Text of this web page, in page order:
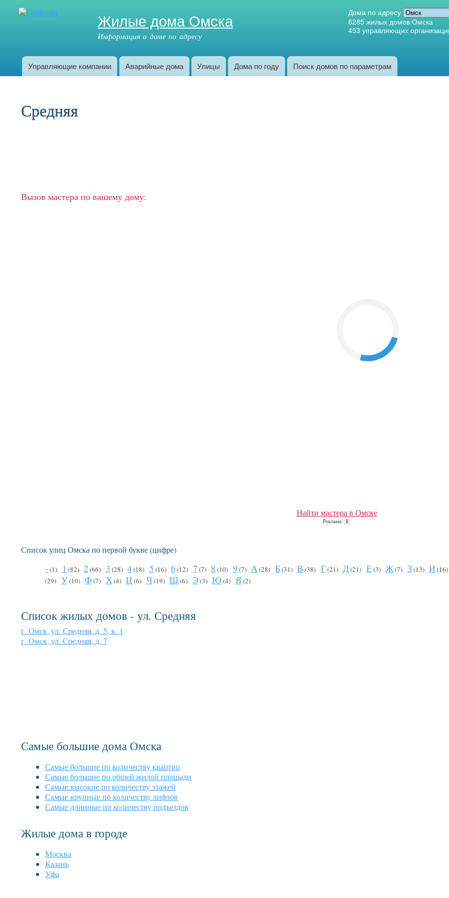
Жилые дома Омска
Информация о доме по адресу
Дома по адресу
6285 жилых домов Омска
453 управляющих
Главное меню
Управляющие компании Аварийные дома Улицы Дома по году Поиск домов по параметрам
Средняя
Вызов мастера по вашему дому:
Найти мастера в Омске
Реклама i
Список улиц Омска по первой букве (цифре)
-(1) 1 (82) 2(66) 3 (28) 4(18) 5 (16) 6(12) 7 (7) 8 (10) 9(7) А (28) Б(31) В (38) Г(21) Д(21) Е (3) Ж(7) З(13) И(16)
(29) У(10) Ф(7) Х(4) Ц(6) Ч (19) Ш(6) Э (3) Ю (4) Я(2)
Список жилых домов - ул. Средняя
г. Омск, ул. Средняя, д. 5, к. 1
г. Омск, ул. Средняя, д. 7
Самые большие дома Омска
Самые большие по количеству квартир
Самые большие по общей жилой площади
Самые высокие по количеству этажей
Самые крупные по количеству лифтов
Самые длинные по количеству подъездов
Жилые дома в городе
Москва
Казань
Уфа